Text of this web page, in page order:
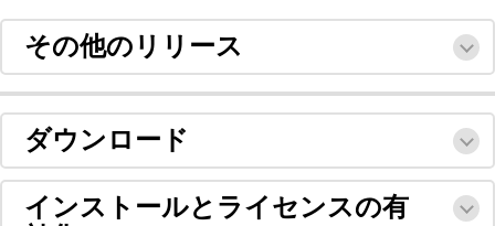
その他のリリース
ダウンロード
インストールとライセンスの有